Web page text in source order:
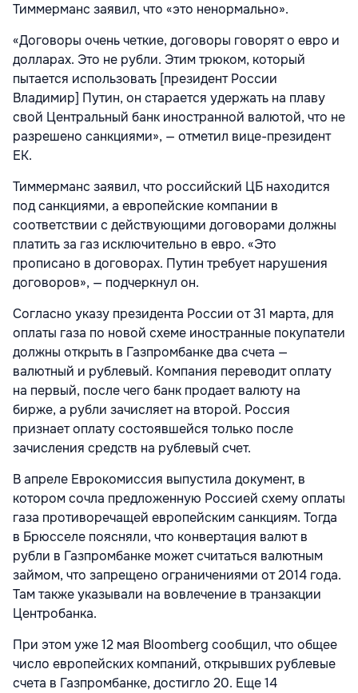
Тиммерманс заявил, что «это ненормально».
«Договоры очень четкие, договоры говорят о евро и
долларах. Это не рубли. Этим трюком, который
пытается использовать [президент России
Владимир] Путин, он старается удержать на плаву
свой Центральный банк иностранной валютой, что не
разрешено санкциями», — отметил вице-президент
ЕК.
Тиммерманс заявил, что российский ЦБ находится
под санкциями, а европейские компании в
соответствии с действующими договорами должны
платить за газ исключительно в евро. «Это
прописано в договорах. Путин требует нарушения
договоров», — подчеркнул он.
Согласно указу президента России от 31 марта, для
оплаты газа по новой схеме иностранные покупатели
должны открыть в Газпромбанке два счета —
валютный и рублевый. Компания переводит оплату
на первый, после чего банк продает валюту на
бирже, а рубли зачисляет на второй. Россия
признает оплату состоявшейся только после
зачисления средств на рублевый счет.
В апреле Еврокомиссия выпустила документ, в
котором сочла предложенную Россией схему оплаты
газа противоречащей европейским санкциям. Тогда
в Брюсселе поясняли, что конвертация валют в
рубли в Газпромбанке может считаться валютным
займом, что запрещено ограничениями от 2014 года.
Там также указывали на вовлечение в транзакции
Центробанка.
При этом уже 12 мая Bloomberg сообщил, что общее
число европейских компаний, открывших рублевые
счета в Газпромбанке, достигло 20. Еще 14